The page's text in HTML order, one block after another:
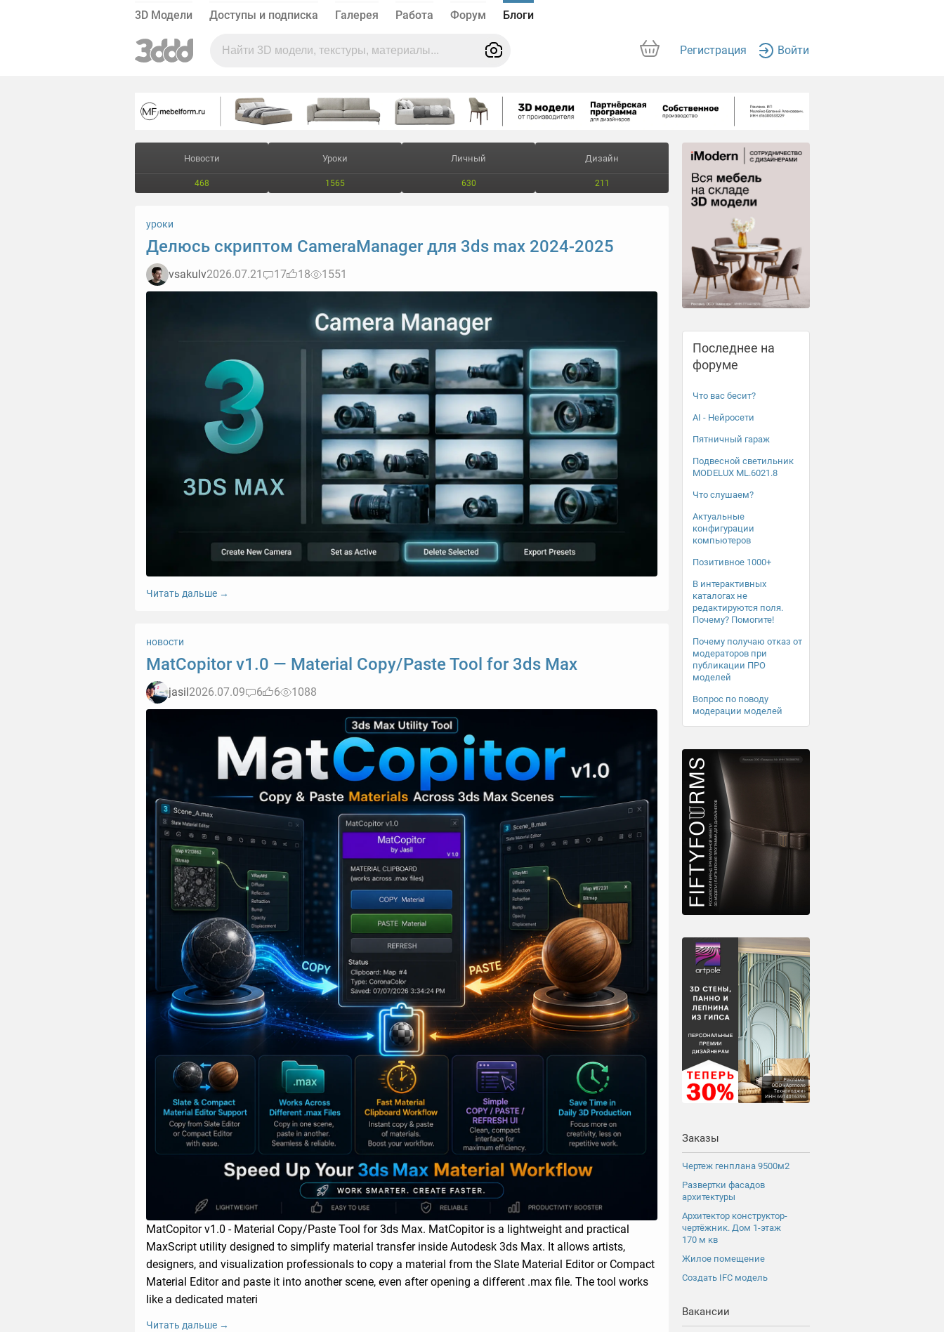
3D Модели Доступы и подписка Галерея Работа Форум Блоги
Регистрация Войти
Новости
468
Уроки
1565
Личный
630
Дизайн
211
уроки
Делюсь скриптом CameraManager для 3ds max 2024-2025
vsakulv2026.07.21 17 18 1551
Читать дальше →
новости
MatCopitor v1.0 — Material Copy/Paste Tool for 3ds Max
jasil 2026.07.09 6 6 1088
MatCopitor v1.0 - Material Copy/Paste Tool for 3ds Max. MatCopitor is a lightweight and practical
MaxScript utility designed to simplify material transfer inside Autodesk 3ds Max. It allows artists,
designers, and visualization professionals to copy a material from the Slate Material Editor or Compact
Material Editor and paste it into another scene, even after opening a different .max file. The tool works
like a dedicated materi
Читать дальше →
Последнее на
форуме
Что вас бесит?
AI - Нейросети
Пятничный гараж
Подвесной светильник
MODELUX ML.6021.8
Что слушаем?
Актуальные
конфигурации
компьютеров
Позитивное 1000+
В интерактивных
каталогах не
редактируются поля.
Почему? Помогите!
Почему получаю отказ от
модераторов при
публикации ПРО
моделей
Вопрос по поводу
модерации моделей
Заказы
Чертеж генплана 9500м2
Развертки фасадов
архитектуры
Архитектор конструктор-
чертёжник. Дом 1-этаж
170 м кв
Жилое помещение
Создать IFC модель
Вакансии